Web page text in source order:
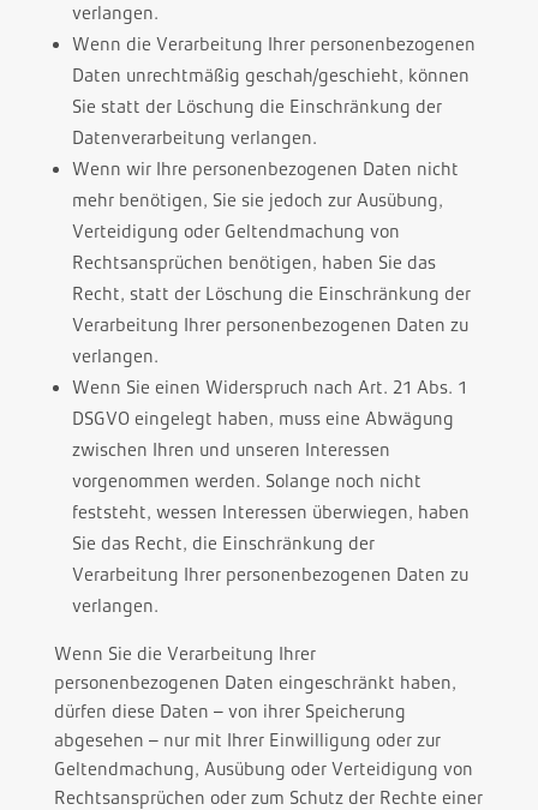
verlangen.
Wenn die Verarbeitung Ihrer personenbezogenen
Daten unrechtmäßig geschah/geschieht, können
Sie statt der Löschung die Einschränkung der
Datenverarbeitung verlangen.
Wenn wir Ihre personenbezogenen Daten nicht
mehr benötigen, Sie sie jedoch zur Ausübung,
Verteidigung oder Geltendmachung von
Rechtsansprüchen benötigen, haben Sie das
Recht, statt der Löschung die Einschränkung der
Verarbeitung Ihrer personenbezogenen Daten zu
verlangen.
Wenn Sie einen Widerspruch nach Art. 21 Abs. 1
DSGVO eingelegt haben, muss eine Abwägung
zwischen Ihren und unseren Interessen
vorgenommen werden. Solange noch nicht
feststeht, wessen Interessen überwiegen, haben
Sie das Recht, die Einschränkung der
Verarbeitung Ihrer personenbezogenen Daten zu
verlangen.
Wenn Sie die Verarbeitung Ihrer
personenbezogenen Daten eingeschränkt haben,
dürfen diese Daten – von ihrer Speicherung
abgesehen – nur mit Ihrer Einwilligung oder zur
Geltendmachung, Ausübung oder Verteidigung von
Rechtsansprüchen oder zum Schutz der Rechte einer